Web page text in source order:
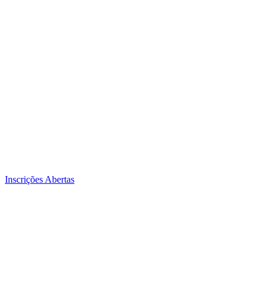
Inscrições Abertas